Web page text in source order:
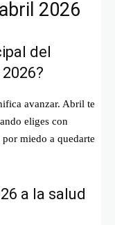
2026
del
avanzar. Abril te
eliges con
miedo a quedarte
a la salud